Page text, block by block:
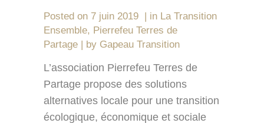
Posted on 7 juin 2019 in La Transition
Ensemble, Pierrefeu Terres de
Partage
by Gapeau Transition
L’association Pierrefeu Terres de
Partage propose des solutions
alternatives locale pour une transition
écologique, économique et sociale